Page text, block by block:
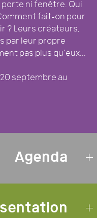
ni fenêtre. Qui
fait-on pour
? Leurs créateurs,
par leur propre
pas plus qu’eux...
septembre au
Agenda